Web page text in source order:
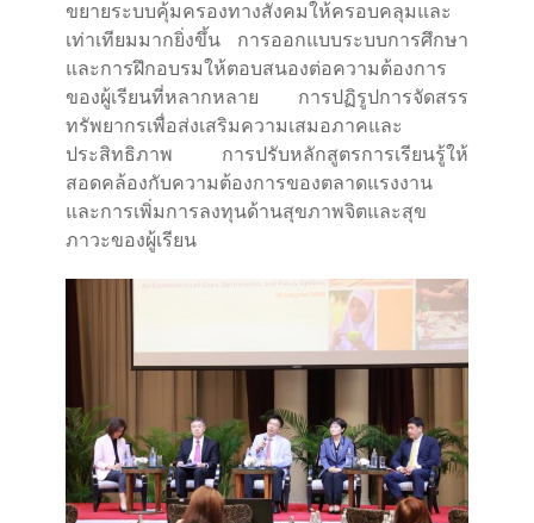
ขยายระบบคุ้มครองทางสังคมให้ครอบคลุมและ
เท่าเทียมมากยิ่งขึ้น การออกแบบระบบการศึกษา
และการฝึกอบรมให้ตอบสนองต่อความต้องการ
ของผู้เรียนที่หลากหลาย การปฏิรูปการจัดสรร
ทรัพยากรเพื่อส่งเสริมความเสมอภาคและ
ประสิทธิภาพ การปรับหลักสูตรการเรียนรู้ให้
สอดคล้องกับความต้องการของตลาดแรงงาน
และการเพิ่มการลงทุนด้านสุขภาพจิตและสุข
ภาวะของผู้เรียน